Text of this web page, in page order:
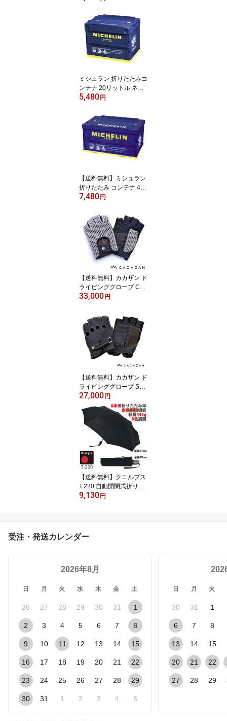
ミシュラン 折りたたみコ
ンテナ 20リットル ネイ
ビー / MICHELIN Contai
5,480 円
【送料無料】ミシュラン
折りたたみ コンテナ 40
リットル ネイビー MICH
y 270604
7,480 円
【送料無料】カカザン ド
ライビンググローブ CA
CAZAN KNR-071 ラムレ
33,000 円
【送料無料】カカザン ド
ライビンググローブ SD
R-072 ラムレザー ネイビ
27,000 円
【送料無料】クニルプス
T.220 自動開閉式折りた
たみ傘 / Knirps KNT220
9,130 円
受注・発送カレンダー
2026年8月
日 月 火 水 木 金 土
26 27 28 29 30 31 1
2 3 4 5 6 7 8
9 10 11 12 13 14 15
16 17 18 19 20 21 22
23 24 25 26 27 28 29
30 31 1 2 3 4 5
日 月 火
30 31 1
6 7 8
13 14 15
20 21 22
27 28 29